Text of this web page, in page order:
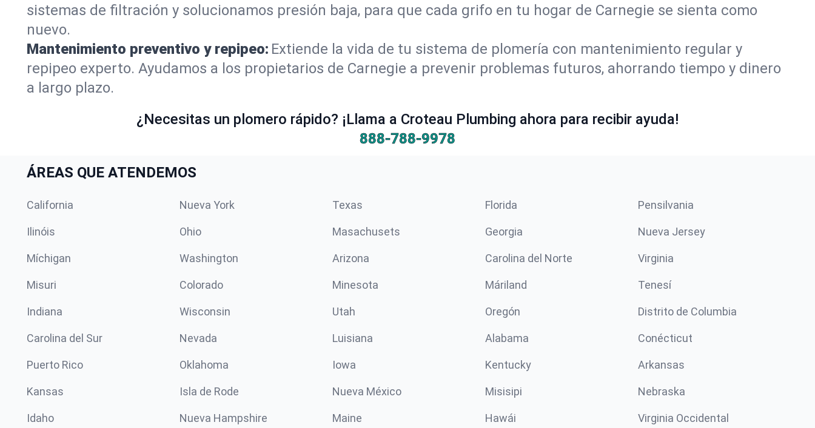
sistemas de filtración y solucionamos presión baja, para que cada grifo en tu hogar de Carnegie se sienta como
nuevo.
Mantenimiento preventivo y repipeo: Extiende la vida de tu sistema de plomería con mantenimiento regular y
repipeo experto. Ayudamos a los propietarios de Carnegie a prevenir problemas futuros, ahorrando tiempo y dinero
a largo plazo.
¿Necesitas un plomero rápido? ¡Llama a Croteau Plumbing ahora para recibir ayuda!
888-788-9978
ÁREAS QUE ATENDEMOS
California Nueva York Texas Florida Pensilvania
Ilinóis Ohio Masachusets Georgia Nueva Jersey
Míchigan Washington Arizona Carolina del Norte Virginia
Misuri Colorado Minesota Máriland Tenesí
Indiana Wisconsin Utah Oregón Distrito de Columbia
Carolina del Sur Nevada Luisiana Alabama Conécticut
Puerto Rico Oklahoma Iowa Kentucky Arkansas
Kansas Isla de Rode Nueva México Misisipi Nebraska
Idaho Nueva Hampshire Maine Hawái Virginia Occidental